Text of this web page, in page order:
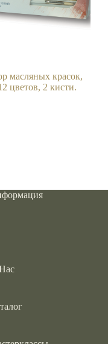
масляных красок,
цветов, 2 кисти.